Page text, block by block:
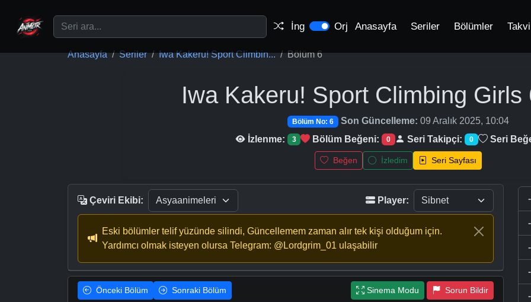
İng Orj Anasayfa Seriler Bölümler
Anasayfa Seriler Iwa Kakeru! Sport Climbin... Bölüm 6
Iwa Kakeru! Sport Climbing Girls
Bölüm No: 6 Son Güncelleme: 09 Aralık 2025, 10:04
İzlenme:
3 Bölüm Beğeni: 0 Seri Takipçi: 0 Seri
Beğen İzledim Seri Sayfası
Çeviri Ekibi: Player:
Eski bölümler telif yüzünde silindi, Güncellemem zaman alır tek kişi olduğum için.
Yardımcı olmak isteyen olursa Telegram: @Lordgrim_01 ulaşabilir
Önceki Bölüm Sonraki Bölüm Sinema Modu Sorun Bildir